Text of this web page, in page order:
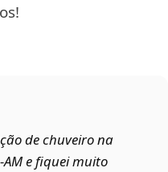
de chuveiro na
e fiquei muito